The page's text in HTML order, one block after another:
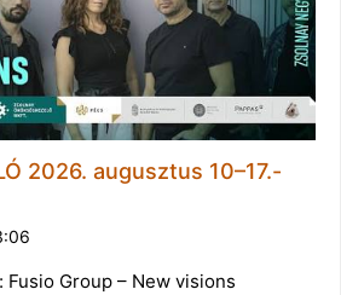
2026. augusztus 10–17.-
Fusio Group – New visions